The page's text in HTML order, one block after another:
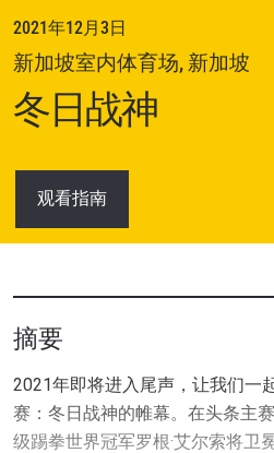
2021年12月3日
新加坡室内体育场, 新加坡
冬日战神
观看指南
摘要
2021年即将进入尾声，让我们一
赛：冬日战神的帷幕。在头条主
级踢拳世界冠军罗根·艾尔索将卫